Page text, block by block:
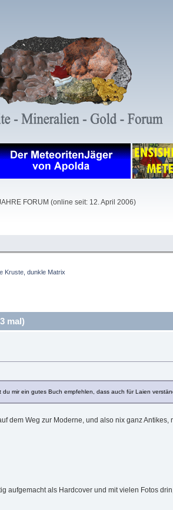
FORUM (online seit: 12. April 2006)
Kruste, dunkle Matrix
mal)
mir ein gutes Buch empfehlen, dass auch für Laien
dem Weg zur Moderne, und also nix ganz
aufgemacht als Hardcover und mit vielen Fotos